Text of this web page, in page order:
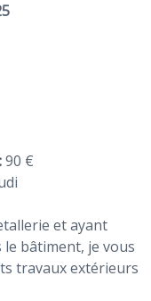
90 €
et ayant
le bâtiment, je vous
travaux extérieurs